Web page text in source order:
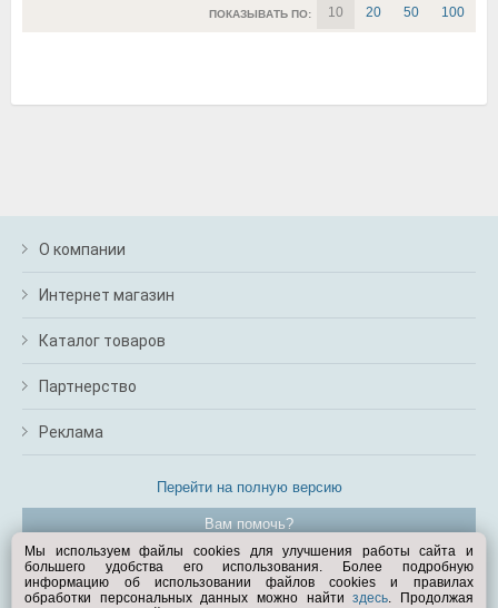
ПОКАЗЫВАТЬ ПО: 10 20 50 100
О компании
Интернет магазин
Каталог товаров
Партнерство
Реклама
Перейти на полную версию
Вам помочь?
© Exist.ru 1998—2026
Мы используем файлы cookies для улучшения работы сайта и
большего удобства его использования. Более подробную
информацию об использовании файлов cookies и правилах
обработки персональных данных можно найтиздесь. Продолжая